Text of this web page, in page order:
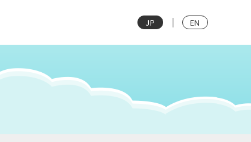
JP EN